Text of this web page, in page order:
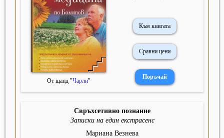
От щанд "Чарли"
Към книгата
Сравни цени
Свръхсетивно познание
Записки на един екстрасенс
Мариана Везнева